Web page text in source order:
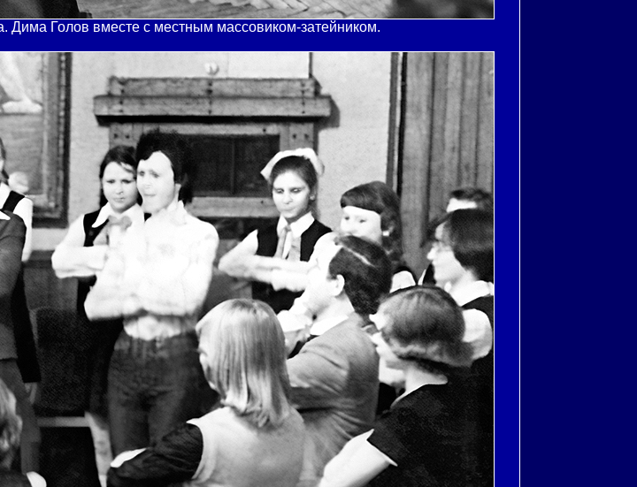
Дима Голов вместе с местным массовиком-затейником.